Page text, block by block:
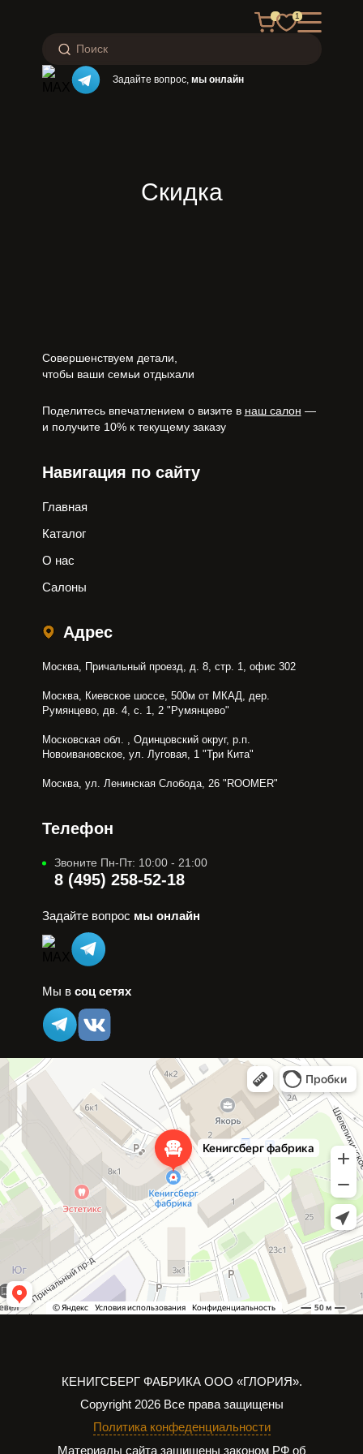
1
Задайте вопрос, мы онлайн
Скидка
Совершенствуем детали,
чтобы ваши семьи отдыхали
Поделитесь впечатлением о визите в наш салон —
и получите 10% к текущему заказу
Навигация по сайту
Главная
Каталог
О нас
Салоны
Адрес
Москва, Причальный проезд, д. 8, стр. 1, офис 302
Москва, Киевское шоссе, 500м от МКАД, дер.
Румянцево, дв. 4, с. 1, 2 "Румянцево"
Московская обл. , Одинцовский округ, р.п.
Новоивановское, ул. Луговая, 1 "Три Кита"
Москва, ул. Ленинская Слобода, 26 "ROOMER"
Телефон
Звоните Пн-Пт: 10:00 - 21:00
8 (495) 258-52-18
Задайте вопрос мы онлайн
Мы в соц сетях
КЕНИГСБЕРГ ФАБРИКА ООО «ГЛОРИЯ».
Copyright 2026 Все права защищены
Политика конфеденциальности
Материалы сайта защищены законом РФ об